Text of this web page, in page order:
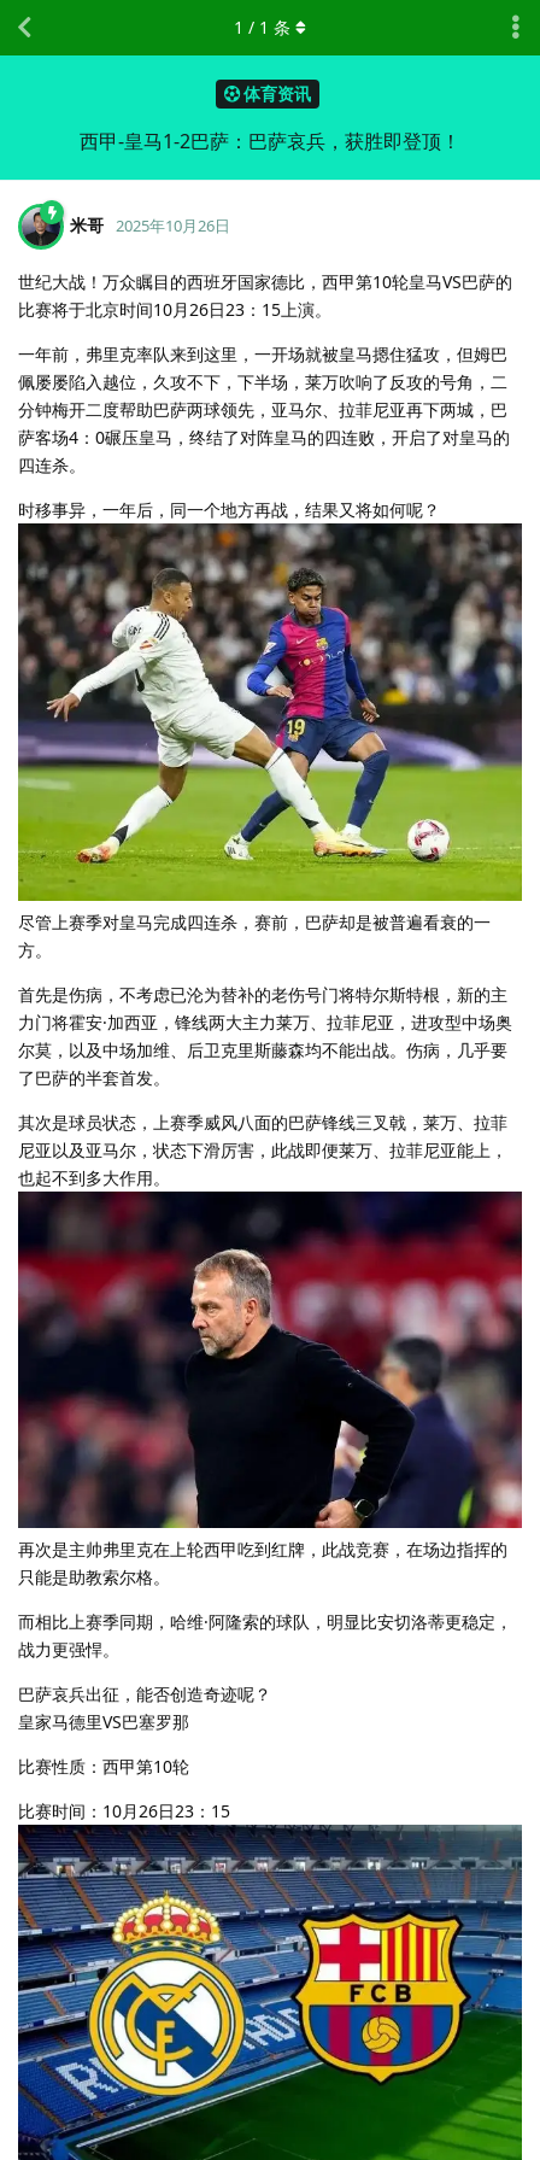
体育资讯
西甲-皇马1-2巴萨：巴萨哀兵，获胜即登顶！
1 / 1 条
米哥 2025年10月26日
世纪大战！万众瞩目的西班牙国家德比，西甲第10轮皇马VS巴萨的
比赛将于北京时间10月26日23：15上演。
一年前，弗里克率队来到这里，一开场就被皇马摁住猛攻，但姆巴
佩屡屡陷入越位，久攻不下，下半场，莱万吹响了反攻的号角，二
分钟梅开二度帮助巴萨两球领先，亚马尔、拉菲尼亚再下两城，巴
萨客场4：0碾压皇马，终结了对阵皇马的四连败，开启了对皇马的
四连杀。
时移事异，一年后，同一个地方再战，结果又将如何呢？
尽管上赛季对皇马完成四连杀，赛前，巴萨却是被普遍看衰的一
方。
首先是伤病，不考虑已沦为替补的老伤号门将特尔斯特根，新的主
力门将霍安·加西亚，锋线两大主力莱万、拉菲尼亚，进攻型中场奥
尔莫，以及中场加维、后卫克里斯藤森均不能出战。伤病，几乎要
了巴萨的半套首发。
其次是球员状态，上赛季威风八面的巴萨锋线三叉戟，莱万、拉菲
尼亚以及亚马尔，状态下滑厉害，此战即便莱万、拉菲尼亚能上，
也起不到多大作用。
再次是主帅弗里克在上轮西甲吃到红牌，此战竞赛，在场边指挥的
只能是助教索尔格。
而相比上赛季同期，哈维·阿隆索的球队，明显比安切洛蒂更稳定，
战力更强悍。
巴萨哀兵出征，能否创造奇迹呢？
皇家马德里VS巴塞罗那
比赛性质：西甲第10轮
比赛时间：10月26日23：15